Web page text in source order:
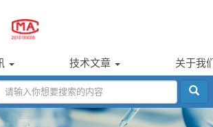
技术文章 关于我们